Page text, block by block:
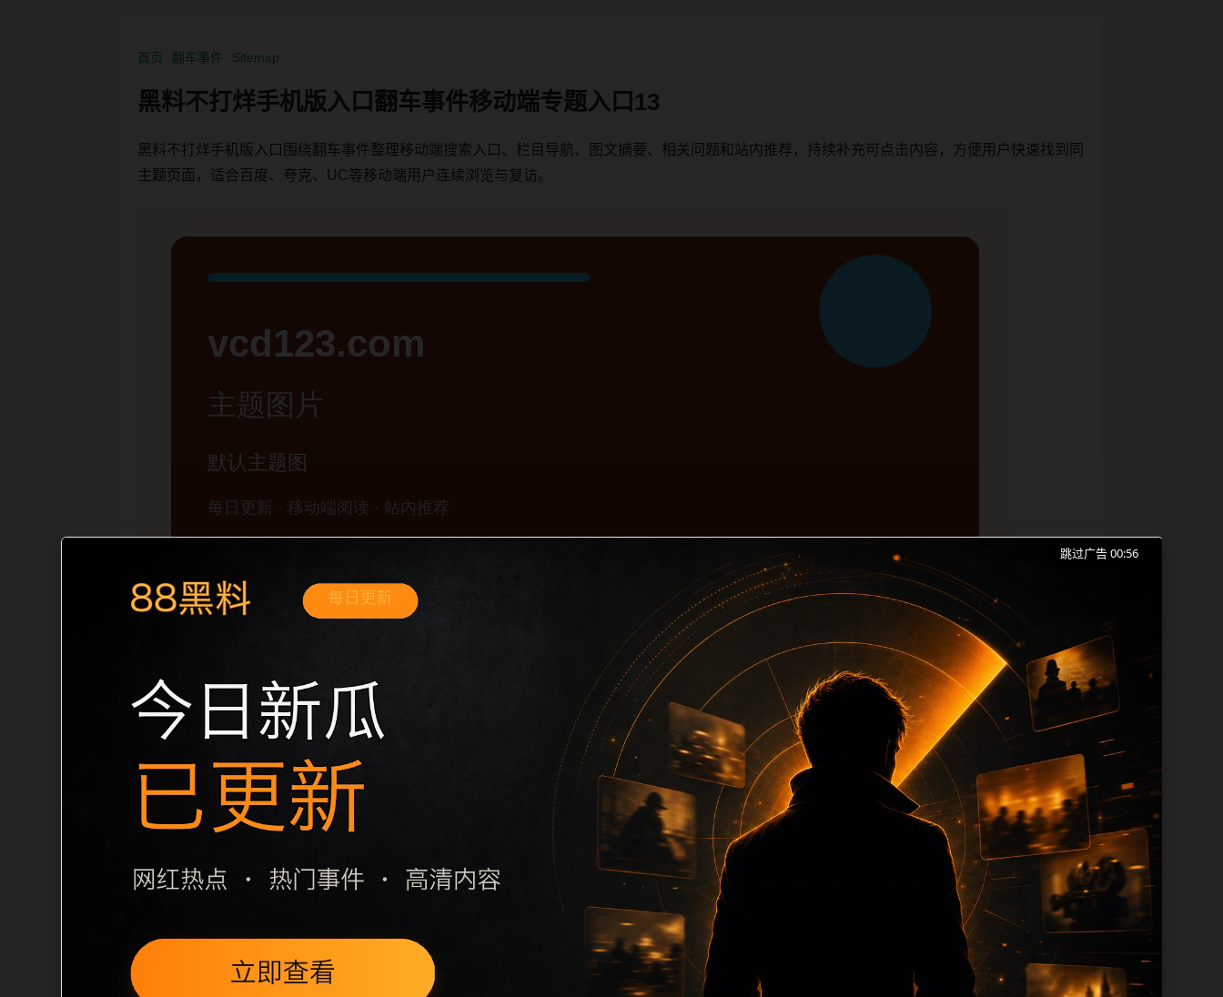
首页 翻车事件 Sitemap
黑料不打烊手机版入口翻车事件移动端专题入口13
黑料不打烊手机版入口围绕翻车事件整理移动端搜索入口、栏目导航、图文摘要、相关问题和站内推荐，持续补充可点击内容，方便用户快速找到同
主题页面，适合百度、夸克、UC等移动端用户连续浏览与复访。
黑料不打烊手机版入口翻车事件移动端专题入口13面向移动端用户的连续浏览场景整理，核心围绕黑料不打烊手机版入口、翻车事件和同类长尾需求
展开。页面先给出清晰主题，再把相关入口、同类推荐和上下文说明放在同一层级，减少用户来回搜索的成本。内容更新时优先保留真实可点击入
口、稳定标题、明确描述和本地主题图，避免只堆关键词而没有可读信息。第13篇内容用于补齐栏目深度，同时帮助 sitemap、栏目页、首页推荐形
成更自然的内链关系。图片说明统一绑定站点主关键词、栏目词和文章标题，让搜索引擎能够从标题、正文、图片 alt、title
栏目内容归集
之间识别一致主题。后续每日采集时，建议继续执行远程图片本地化、坏图默认图兜底、标题去重和 description 长度过滤。如果同一主题下有多个
相近页面，应通过不同角度补充事件背景、访问场景、相关问题或专题入口，降低站群页面之间的重复感。页面底部保留同类推荐、上一篇下一篇和
sitemap 入口，保证重要页面点击深度尽量控制在三次以内。正文维护时可按用户搜索路径补充三类信息：入口是否稳定、同栏目还有哪些可继续阅
读、移动端打开时图片和摘要是否一致。每次新增内容后同步检查标题、description、canonical、主题图、alt、title和推荐链接，确保页面既能被搜
跳过广告 00:55